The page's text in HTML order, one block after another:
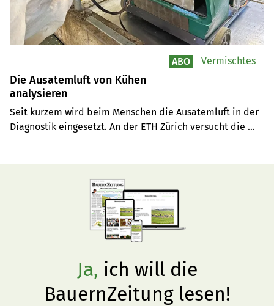
Die Ausatemluft von Kühen
analysieren
Seit kurzem wird beim Menschen die Ausatemluft in der
Diagnostik eingesetzt. An der ETH Zürich versucht die
ABO Vermischtes
Ja, ich will die
BauernZeitung lesen!